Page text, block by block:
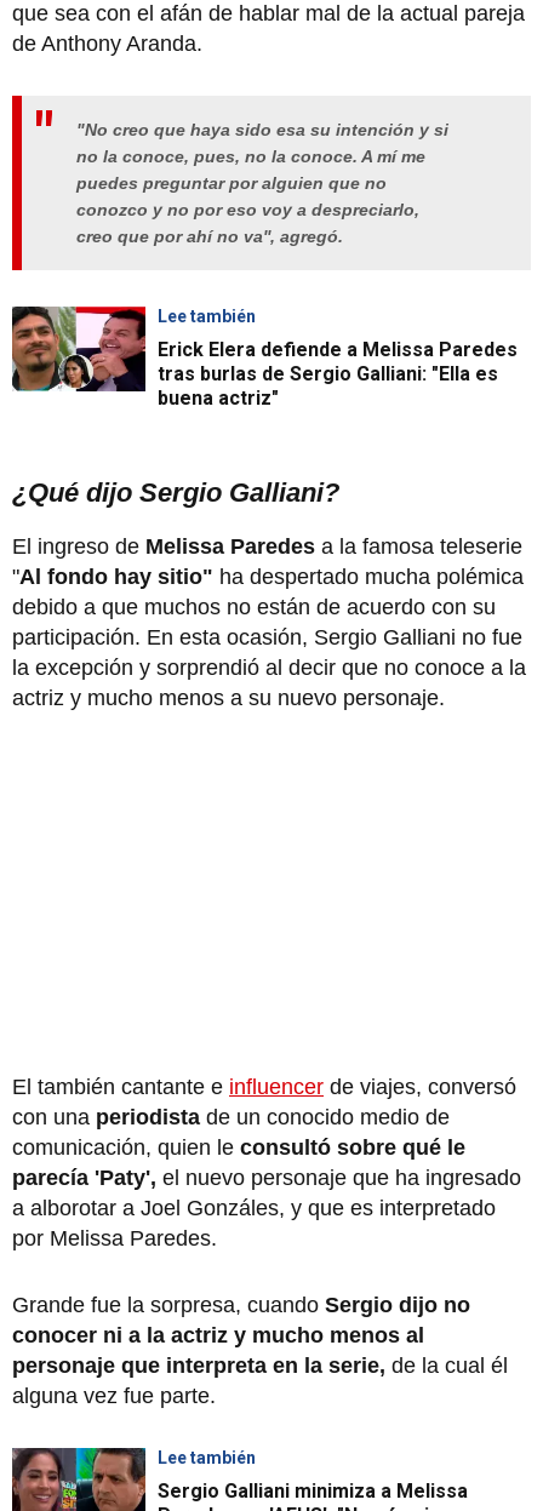
que sea con el afán de hablar mal de la actual pareja
de Anthony Aranda.
"No creo que haya sido esa su intención y si
no la conoce, pues, no la conoce. A mí me
puedes preguntar por alguien que no
conozco y no por eso voy a despreciarlo,
creo que por ahí no va'', agregó.
Lee también
Erick Elera defiende a Melissa Paredes
tras burlas de Sergio Galliani: "Ella es
buena actriz"
¿Qué dijo Sergio Galliani?
El ingreso de Melissa Paredes a la famosa teleserie
"Al fondo hay sitio" ha despertado mucha polémica
debido a que muchos no están de acuerdo con su
participación. En esta ocasión, Sergio Galliani no fue
la excepción y sorprendió al decir que no conoce a la
actriz y mucho menos a su nuevo personaje.
El también cantante e influencer de viajes, conversó
con una periodista de un conocido medio de
comunicación, quien le consultó sobre qué le
parecía 'Paty', el nuevo personaje que ha ingresado
a alborotar a Joel Gonzáles, y que es interpretado
por Melissa Paredes.
Grande fue la sorpresa, cuando Sergio dijo no
conocer ni a la actriz y mucho menos al
personaje que interpreta en la serie, de la cual él
alguna vez fue parte.
Lee también
Sergio Galliani minimiza a Melissa